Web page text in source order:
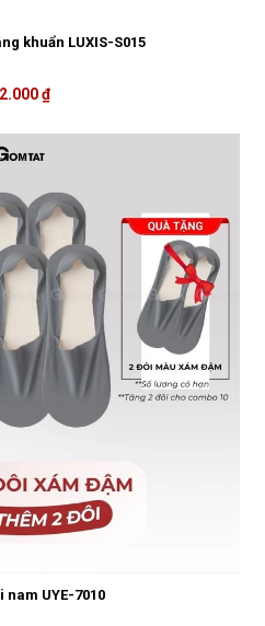
khuẩn LUXIS-S015
₫
nam UYE-7010